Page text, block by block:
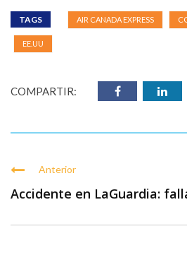
TAGS AIR CANADA EXPRESS
EE.UU
COMPARTIR:
Anterior
Accidente en LaGuardia: